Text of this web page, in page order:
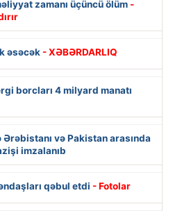
zamanı üçüncü ölüm -
əsəcək - XƏBƏRDARLIQ
borcları 4 milyard manatı
və Pakistan arasında
imzalanıb
qəbul etdi - Fotolar